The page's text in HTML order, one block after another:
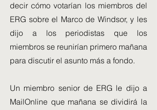
decir cómo votarían los miembros del
ERG sobre el Marco de Windsor, y les
dijo a los periodistas que los
miembros se reunirían primero mañana
para discutir el asunto más a fondo.
Un miembro senior de ERG le dijo a
MailOnline que mañana se dividirá la